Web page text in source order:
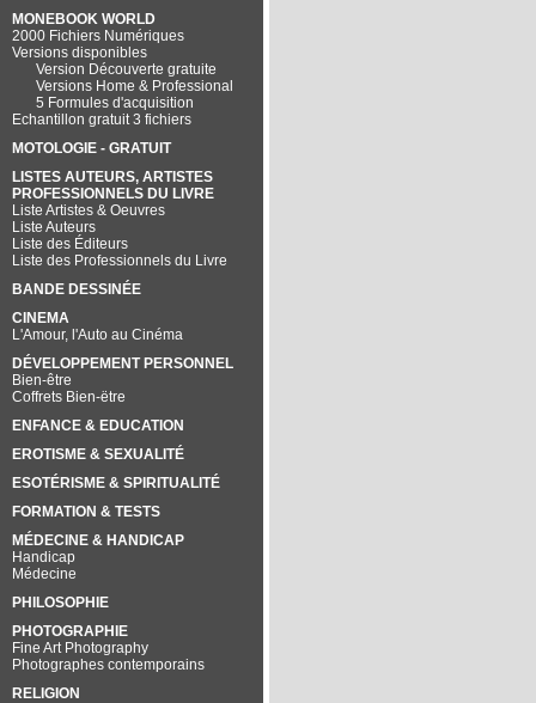
MONEBOOK WORLD
2000 Fichiers Numériques
Versions disponibles
Version Découverte gratuite
Versions Home & Professional
5 Formules d'acquisition
Echantillon gratuit 3 fichiers
MOTOLOGIE - GRATUIT
LISTES AUTEURS, ARTISTES
PROFESSIONNELS DU LIVRE
Liste Artistes & Oeuvres
Liste Auteurs
Liste des Éditeurs
Liste des Professionnels du Livre
BANDE DESSINÉE
CINEMA
L'Amour, l'Auto au Cinéma
DÉVELOPPEMENT PERSONNEL
Bien-être
Coffrets Bien-ëtre
ENFANCE & EDUCATION
EROTISME & SEXUALITÉ
ESOTÉRISME & SPIRITUALITÉ
FORMATION & TESTS
MÉDECINE & HANDICAP
Handicap
Médecine
PHILOSOPHIE
PHOTOGRAPHIE
Fine Art Photography
Photographes contemporains
RELIGION